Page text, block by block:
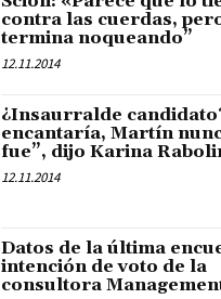
contra las cuerdas,
termina noqueando”
12.11.2014
¿Insaurralde
encantaría, Martín
fue”, dijo Karina
12.11.2014
Datos de la última
intención de voto de la
consultora